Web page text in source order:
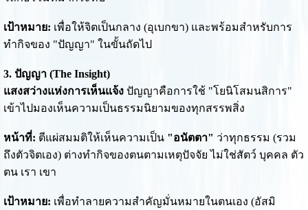
เป้าหมาย: เพื่อให้จิตเป็นกลาง (อุเบกขา) และพร้อมสำหรับการ
ทำกิจของ "ปัญญา" ในขั้นถัดไป
3. ปัญญา (The Insight)
แสงสว่างแห่งการเห็นแจ้งปัญญาคือการใช้ "โยนิโสมนสิการ"
เข้าไปมองเห็นความเป็นธรรมนิยามของทุกสรรพสิ่ง
หน้าที่: ตีแผ่สมมติให้เห็นความเป็น "อนัตตา" ว่าทุกธรรม (รวม
ถึงตัวจิตเอง) ต่างทำกิจของตนตามเหตุปัจจัย ไม่ใช่สัตว์ บุคคล ตัว
ตน เรา เขา
เป้าหมาย: เพื่อทำลายความสำคัญมั่นหมายในตนเอง (อัสมิ